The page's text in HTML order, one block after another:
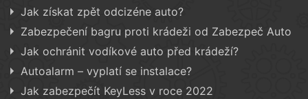
Jak získat zpět odcizéne auto?
Zabezpečení bagru proti krádeži od Zabezpeč Auto
Jak ochránit vodíkové auto před krádeží?
Autoalarm – vyplatí se instalace?
Jak zabezpečít KeyLess v roce 2022